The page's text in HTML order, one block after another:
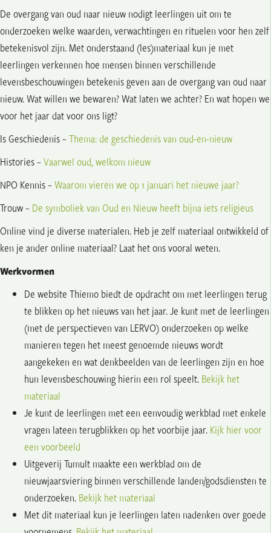
De overgang van oud naar nieuw nodigt leerlingen uit om te
onderzoeken welke waarden, verwachtingen en rituelen voor hen zelf
betekenisvol zijn. Met onderstaand (les)materiaal kun je met
leerlingen verkennen hoe mensen binnen verschillende
levensbeschouwingen betekenis geven aan de overgang van oud naar
nieuw. Wat willen we bewaren? Wat laten we achter? En wat hopen we
voor het jaar dat voor ons ligt?
Is Geschiedenis –Thema: de geschiedenis van oud-en-nieuw
Histories –Vaarwel oud, welkom nieuw
NPO Kennis –Waarom vieren we op 1 januari het nieuwe jaar?
Trouw – De symboliek van Oud en Nieuw heeft bijna iets religieus
Online vind je diverse materialen. Heb je zelf materiaal ontwikkeld of
ken je ander online materiaal? Laat het ons vooral weten.
Werkvormen
De website Thiemo biedt de opdracht om met leerlingen terug
te blikken op het nieuws van het jaar. Je kunt met de leerlingen
(met de perspectieven van LERVO) onderzoeken op welke
manieren tegen het meest genoemde nieuws wordt
aangekeken en wat denkbeelden van de leerlingen zijn en hoe
hun levensbeschouwing hierin een rol speelt. Bekijk het
materiaal
Je kunt de leerlingen met een eenvoudig werkblad met enkele
vragen lateen terugblikken op het voorbije jaar. Kijk hier voor
een voorbeeld
Uitgeverij Tumult maakte een werkblad om de
nieuwjaarsviering binnen verschillende landen/godsdiensten te
onderzoeken. Bekijk het materiaal
Met dit materiaal kun je leerlingen laten nadenken over goede